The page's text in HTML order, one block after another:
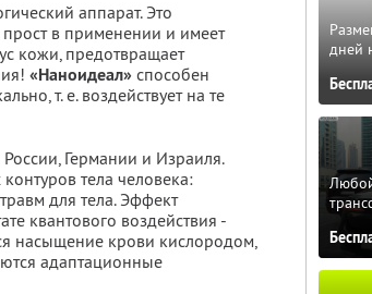
аппарат. Это
в применении и имеет
кожи, предотвращает
«Наноидеал» способен
т. е. воздействует на те
Германии и Израиля.
тела человека:
для тела. Эффект
квантового воздействия -
насыщение крови кислородом,
адаптационные
дней